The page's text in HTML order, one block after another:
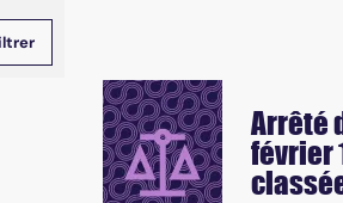
Arrêté
février